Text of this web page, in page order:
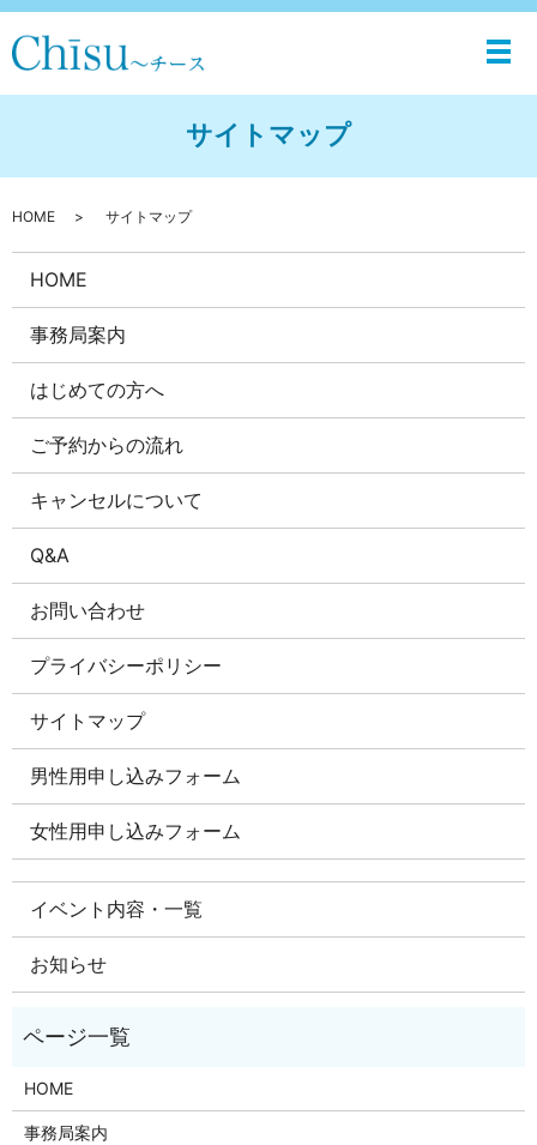
メ
サイトマップ
HOME サイトマップ
HOME
事務局案内
はじめての方へ
ご予約からの流れ
キャンセルについて
Q&A
お問い合わせ
プライバシーポリシー
サイトマップ
男性用申し込みフォーム
女性用申し込みフォーム
イベント内容・一覧
お知らせ
HOME
事務局案内